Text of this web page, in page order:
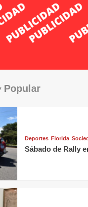
Popular
Deportes Florida
Sábado de Rally